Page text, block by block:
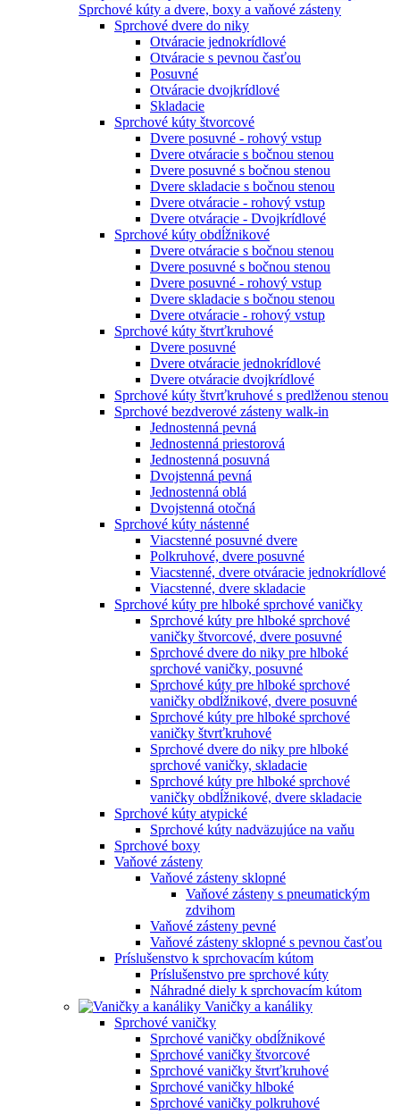
Sprchové kúty a dvere, boxy a vaňové zásteny
Sprchové dvere do niky
Otváracie jednokrídlové
Otváracie s pevnou časťou
Posuvné
Otváracie dvojkrídlové
Skladacie
Sprchové kúty štvorcové
Dvere posuvné - rohový vstup
Dvere otváracie s bočnou stenou
Dvere posuvné s bočnou stenou
Dvere skladacie s bočnou stenou
Dvere otváracie - rohový vstup
Dvere otváracie - Dvojkrídlové
Sprchové kúty obdĺžnikové
Dvere otváracie s bočnou stenou
Dvere posuvné s bočnou stenou
Dvere posuvné - rohový vstup
Dvere skladacie s bočnou stenou
Dvere otváracie - rohový vstup
Sprchové kúty štvrťkruhové
Dvere posuvné
Dvere otváracie jednokrídlové
Dvere otváracie dvojkrídlové
Sprchové kúty štvrťkruhové s predlženou stenou
Sprchové bezdverové zásteny walk-in
Jednostenná pevná
Jednostenná priestorová
Jednostenná posuvná
Dvojstenná pevná
Jednostenná oblá
Dvojstenná otočná
Sprchové kúty nástenné
Viacstenné posuvné dvere
Polkruhové, dvere posuvné
Viacstenné, dvere otváracie jednokrídlové
Viacstenné, dvere skladacie
Sprchové kúty pre hlboké sprchové vaničky
Sprchové kúty pre hlboké sprchové
vaničky štvorcové, dvere posuvné
Sprchové dvere do niky pre hlboké
sprchové vaničky, posuvné
Sprchové kúty pre hlboké sprchové
vaničky obdĺžnikové, dvere posuvné
Sprchové kúty pre hlboké sprchové
vaničky štvrťkruhové
Sprchové dvere do niky pre hlboké
sprchové vaničky, skladacie
Sprchové kúty pre hlboké sprchové
vaničky obdĺžnikové, dvere skladacie
Sprchové kúty atypické
Sprchové kúty nadväzujúce na vaňu
Sprchové boxy
Vaňové zásteny
Vaňové zásteny sklopné
Vaňové zásteny s pneumatickým
zdvihom
Vaňové zásteny pevné
Vaňové zásteny sklopné s pevnou časťou
Príslušenstvo k sprchovacím kútom
Príslušenstvo pre sprchové kúty
Náhradné diely k sprchovacím kútom
Vaničky a kanáliky
Sprchové vaničky
Sprchové vaničky obdĺžnikové
Sprchové vaničky štvorcové
Sprchové vaničky štvrťkruhové
Sprchové vaničky hlboké
Sprchové vaničky polkruhové